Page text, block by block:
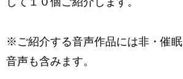
※ご紹介する音声作品には非・催眠
音声も含みます。